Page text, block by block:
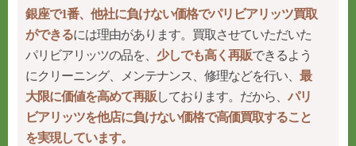
銀座で1番、他社に負けない価格でパリビアリッツ買取
ができるには理由があります。買取させていただいた
パリビアリッツの品を、 少しでも高く再販できるよう
にクリーニング、メンテナンス、修理などを行い、最
大限に価値を高めて再販しております。だから、パリ
ビアリッツを他店に負けない価格で高価買取すること
を実現しています。